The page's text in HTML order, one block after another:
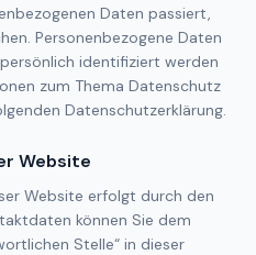
Daten passiert,
Personenbezogene Daten
identifiziert werden
zum Thema Datenschutz
Datenschutzerklärung.
Website
Website erfolgt durch den
können Sie dem
Stelle“ in dieser